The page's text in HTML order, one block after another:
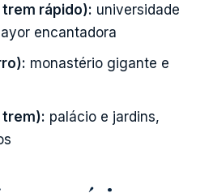
trem rápido): universidade
encantadora
monastério gigante e
trem): palácio e jardins,